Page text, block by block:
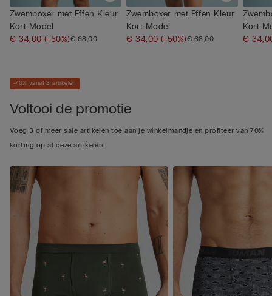
Zwemboxer met Effen Kleur
Kort Model
€ 34,00(-50%)€ 68,00
Zwemboxer met Effen Kleur
Kort Model
€ 34,00(-50%)€ 68,00
Kort
€
-70% vanaf 3 artikelen
Voltooi de promotie
Voeg 3 of meer sale artikelen toe aan je winkelmandje en profiteer van 70%
korting op al deze artikelen.